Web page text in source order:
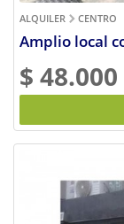
ALQUILER CENTRO
Amplio local
$ 48.000